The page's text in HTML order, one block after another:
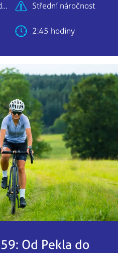
Střední náročnost
2:45 hodiny
Od Pekla do